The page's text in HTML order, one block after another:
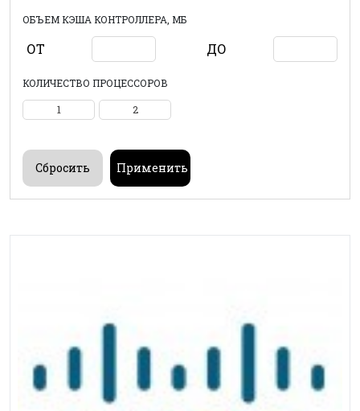
ОБЪЕМ КЭША КОНТРОЛЛЕРА, МБ
ОТ ДО
КОЛИЧЕСТВО ПРОЦЕССОРОВ
1 2